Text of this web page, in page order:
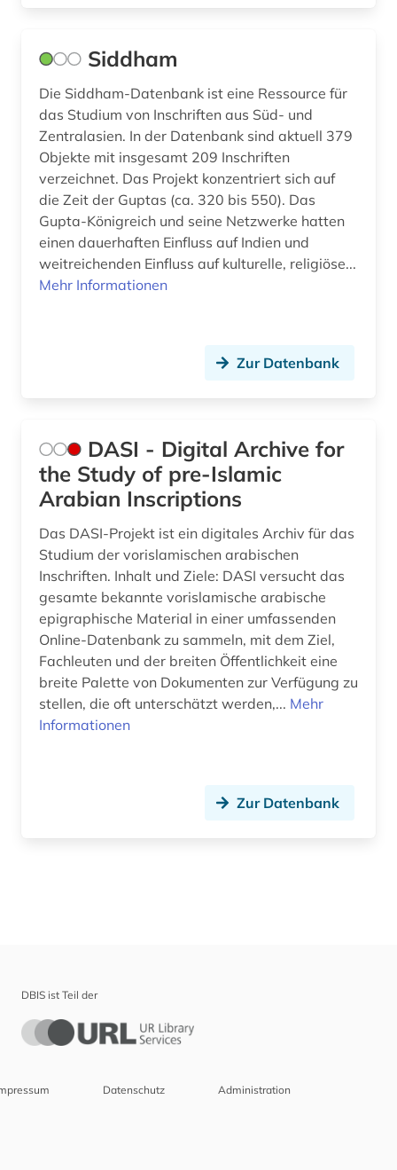
Siddham
Die Siddham-Datenbank ist eine Ressource für
das Studium von Inschriften aus Süd- und
Zentralasien. In der Datenbank sind aktuell 379
Objekte mit insgesamt 209 Inschriften
verzeichnet. Das Projekt konzentriert sich auf
die Zeit der Guptas (ca. 320 bis 550). Das
Gupta-Königreich und seine Netzwerke hatten
einen dauerhaften Einfluss auf Indien und
weitreichenden Einfluss auf kulturelle, religiöse...
Mehr Informationen
Zur Datenbank
DASI - Digital Archive for
the Study of pre-Islamic
Arabian Inscriptions
Das DASI-Projekt ist ein digitales Archiv für das
Studium der vorislamischen arabischen
Inschriften. Inhalt und Ziele: DASI versucht das
gesamte bekannte vorislamische arabische
epigraphische Material in einer umfassenden
Online-Datenbank zu sammeln, mit dem Ziel,
Fachleuten und der breiten Öffentlichkeit eine
breite Palette von Dokumenten zur Verfügung zu
stellen, die oft unterschätzt werden,... Mehr
Informationen
Zur Datenbank
DBIS ist Teil der
Datenschutz Administration